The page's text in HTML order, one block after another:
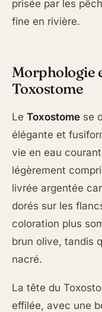
prisée par les
fine en rivière.
Morphologie
Toxostome
Le Toxostome se
élégante et
vie en eau
légèrement
livrée argentée
dorés sur les
coloration plus
brun olive, tandis
nacré.
La tête du
effilée, avec une